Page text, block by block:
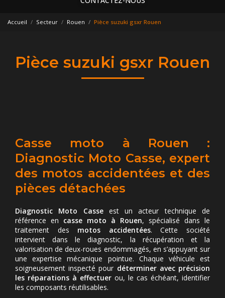
Accueil Secteur Rouen Pièce suzuki gsxr Rouen
Pièce suzuki gsxr Rouen
Casse moto à Rouen :
Diagnostic Moto Casse, expert
des motos accidentées et des
pièces détachées
Diagnostic Moto Casseest un acteur technique de
référence en casse moto à Rouen, spécialisé dans le
traitement des motos accidentées. Cette société
intervient dans le diagnostic, la récupération et la
valorisation de deux-roues endommagés, en s’appuyant sur
une expertise mécanique pointue. Chaque véhicule est
soigneusement inspecté pour déterminer avec précision
les réparations à effectuer ou, le cas échéant, identifier
les composants réutilisables.